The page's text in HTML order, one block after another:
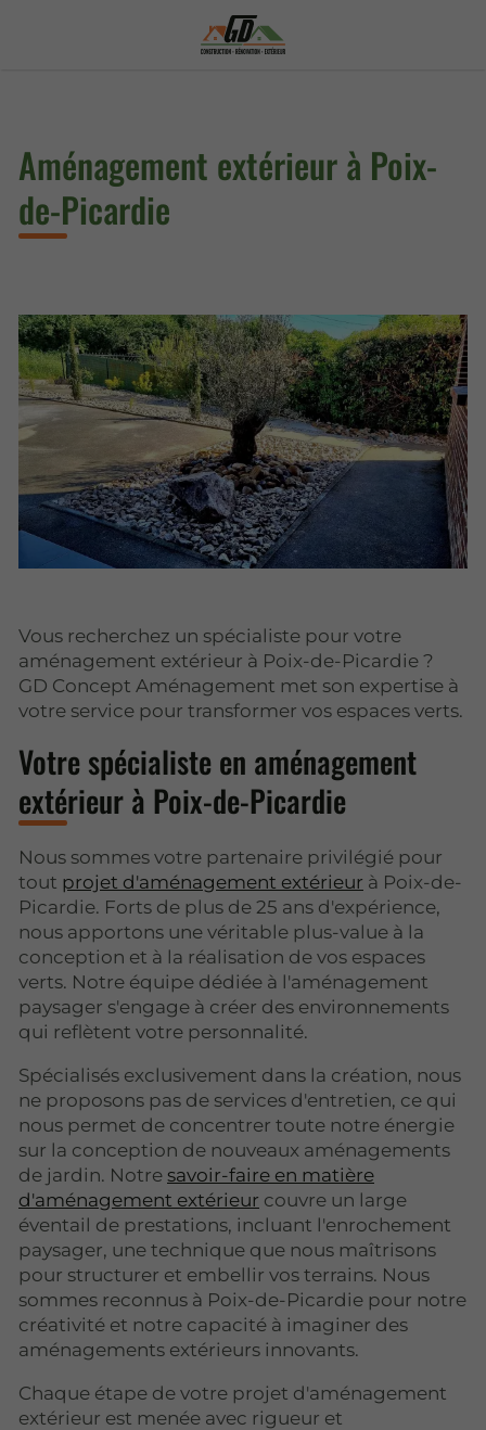
Aménagement extérieur à Poix-
de-Picardie
Vous recherchez un spécialiste pour votre
aménagement extérieur à Poix-de-Picardie ?
GD Concept Aménagement met son expertise à
votre service pour transformer vos espaces verts.
Votre spécialiste en aménagement
extérieur à Poix-de-Picardie
Nous sommes votre partenaire privilégié pour
tout projet d'aménagement extérieur à Poix-de-
Picardie. Forts de plus de 25 ans d'expérience,
nous apportons une véritable plus-value à la
conception et à la réalisation de vos espaces
verts. Notre équipe dédiée à l'aménagement
paysager s'engage à créer des environnements
qui reflètent votre personnalité.
Spécialisés exclusivement dans la création, nous
ne proposons pas de services d'entretien, ce qui
nous permet de concentrer toute notre énergie
sur la conception de nouveaux aménagements
de jardin. Notre savoir-faire en matière
d'aménagement extérieur couvre un large
éventail de prestations, incluant l'enrochement
paysager, une technique que nous maîtrisons
pour structurer et embellir vos terrains. Nous
sommes reconnus à Poix-de-Picardie pour notre
créativité et notre capacité à imaginer des
aménagements extérieurs innovants.
Chaque étape de votre projet d'aménagement
extérieur est menée avec rigueur et